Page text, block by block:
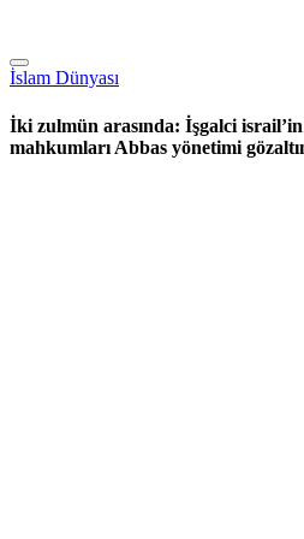
İslam Dünyası
İki zulmün arasında: İşgalci
mahkumları Abbas yönetimi